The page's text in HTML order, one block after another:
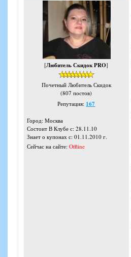
[Любитель Скидок PRO]
Почетный Любитель Скидок
(807 постов)
Репутация: 167
Город: Москва
Состоит В Клубе с: 28.11.10
Знает о купонах с: 01.11.2010 г.
Сейчас на сайте: Offline